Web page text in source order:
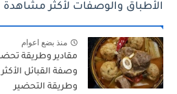
الأطباق والوصفات لأكثر مشاهدة
منذ بضع اعوام
مقادير وطريقة
وصفة القبائل
وطريقة التحضير